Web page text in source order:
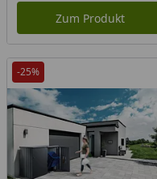
Zum Produkt
-25%